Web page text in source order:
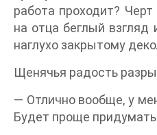
работа проходит?
на отца беглый
наглухо закрытому
Щенячья радость
— Отлично вообще, у
Будет проще